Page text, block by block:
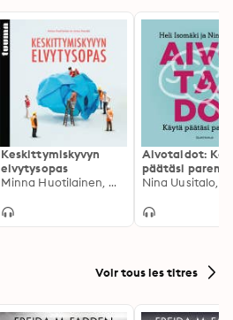
Keskittymiskyvyn
elvytysopas
Minna Huotilainen, Mona Moisala
Aivotaidot:
päätäsi
Voir tous les titres